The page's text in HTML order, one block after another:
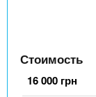
Стоимость
16 000 грн